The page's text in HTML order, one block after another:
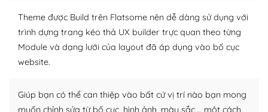
– Đa dạng plugin và themes
Plugin mở rộng là thành phần cài đặt thêm vào
WordPress để tăng thêm các tính năng cần thiết. Có
Nhờ lượng người dùng đông đảo, thư viện themes và
Theme được Build trên Flatsome nên dễ dàng sử dụng với
trình dựng trang kéo thả UX builder trực quan theo từng
Module và dạng lưới của layout đã áp dụng vào bố cục
website.
Giúp bạn có thể can thiệp vào bất cứ vị trí nào bạn mong
muốn chỉnh sửa từ bố cục, hình ảnh, màu sắc,… một cách